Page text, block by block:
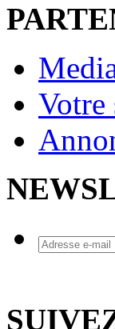
Votre